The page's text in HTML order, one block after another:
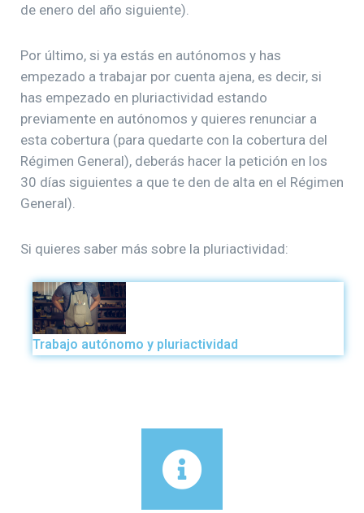
de enero del año siguiente).
Por último, si ya estás en autónomos y has
empezado a trabajar por cuenta ajena, es decir, si
has empezado en pluriactividad estando
previamente en autónomos y quieres renunciar a
esta cobertura (para quedarte con la cobertura del
Régimen General), deberás hacer la petición en los
30 días siguientes a que te den de alta en el Régimen
General).
Si quieres saber más sobre la pluriactividad:
Trabajo autónomo y pluriactividad